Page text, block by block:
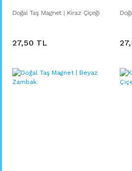
Doğal Taş Magnet | Kiraz Çiçeği
27,50 TL